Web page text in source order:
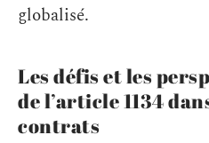
globalisé.
Les défis et les
de l’article 1134
contrats